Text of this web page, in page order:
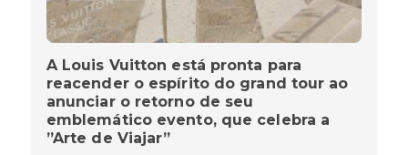
A Louis Vuitton está pronta para
reacender o espírito do grand tour ao
anunciar o retorno de seu
emblemático evento, que celebra a
”Arte de Viajar”